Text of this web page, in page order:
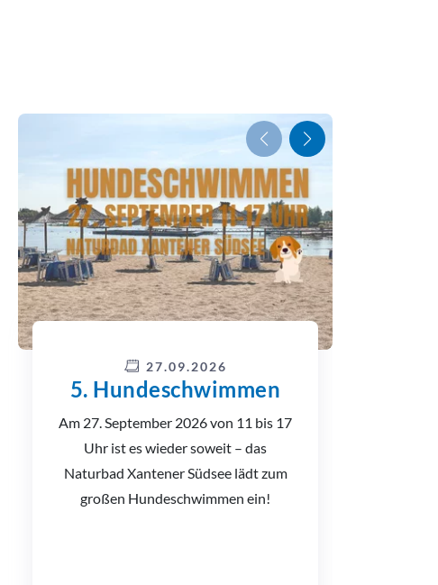
27.09.2026
5. Hundeschwimmen
Am 27. September 2026 von 11 bis 17
Uhr ist es wieder soweit – das
Naturbad Xantener Südsee lädt zum
großen Hundeschwimmen ein!